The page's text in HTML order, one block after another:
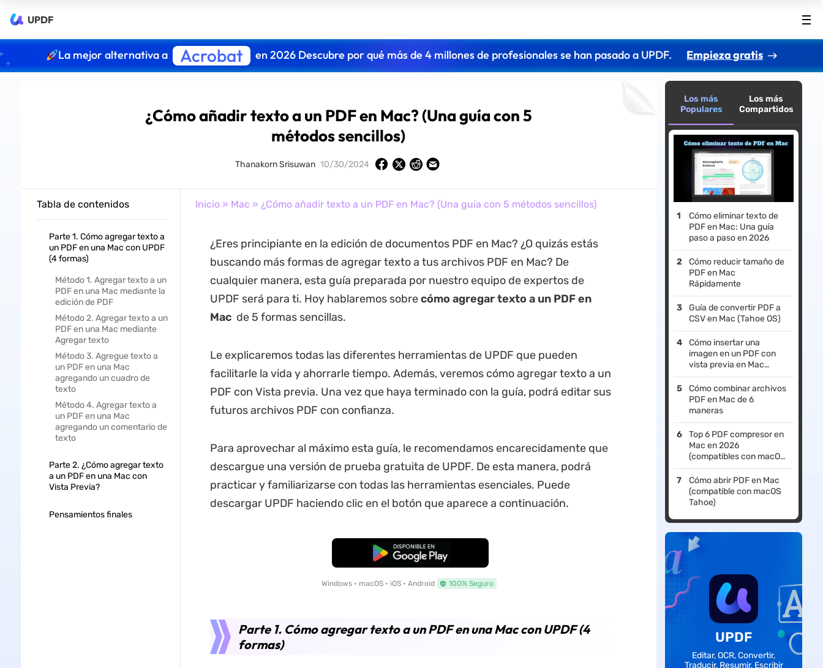
UPDF
La mejor alternativa a Acrobat en 2026 Descubre por qué más de 4 millones de profesionales se han pasado a UPDF. Empieza gratis
¿Cómo añadir texto a un PDF en Mac? (Una guía con 5
métodos sencillos)
Thanakorn Srisuwan 10/30/2024
Tabla de contenidos
Parte 1. Cómo agregar texto a
un PDF en una Mac con UPDF
(4 formas)
Método 1. Agregar texto a un
PDF en una Mac mediante la
edición de PDF
Método 2. Agregar texto a un
PDF en una Mac mediante
Agregar texto
Método 3. Agregue texto a
un PDF en una Mac
agregando un cuadro de
texto
Método 4. Agregar texto a
un PDF en una Mac
agregando un comentario de
texto
Parte 2. ¿Cómo agregar texto
a un PDF en una Mac con
Vista Previa?
Pensamientos finales
Inicio» Mac » ¿Cómo añadir texto a un PDF en Mac? (Una guía con 5 métodos sencillos)
¿Eres principiante en la edición de documentos PDF en Mac? ¿O quizás estás
buscando más formas de agregar texto a tus archivos PDF en Mac? De
cualquier manera, esta guía preparada por nuestro equipo de expertos de
UPDF será para ti. Hoy hablaremos sobrecómo agregar texto a un PDF en
Macde 5 formas sencillas.
Le explicaremos todas las diferentes herramientas de UPDF que pueden
facilitarle la vida y ahorrarle tiempo. Además, veremos cómo agregar texto a un
PDF con Vista previa. Una vez que haya terminado con la guía, podrá editar sus
futuros archivos PDF con confianza.
Para aprovechar al máximo esta guía, le recomendamos encarecidamente que
descargue una versión de prueba gratuita de UPDF. De esta manera, podrá
practicar y familiarizarse con todas las herramientas esenciales. Puede
descargar UPDF haciendo clic en el botón que aparece a continuación.
Descarga Gratuita
Windows • macOS • iOS • Android 100% Seguro
Parte 1. Cómo agregar texto a un PDF en una Mac con UPDF (4
formas)
Los más
Populares
Los más
Compartidos
Cómo eliminar texto de
PDF en Mac: Una guía
paso a paso en 2026
Cómo reducir tamaño de
PDF en Mac
Rápidamente
Guía de convertir PDF a
CSV en Mac (Tahoe OS)
Cómo insertar una
imagen en un PDF con
vista previa en Mac
(actualizado en 2026)
Cómo combinar archivos
PDF en Mac de 6
maneras
Top 6 PDF compresor en
Mac en 2026
(compatibles con macOS
Tahoe)
Cómo abrir PDF en Mac
(compatible con macOS
Tahoe)
UPDF
Editar, OCR, Convertir,
Traducir, Resumir, Escribir